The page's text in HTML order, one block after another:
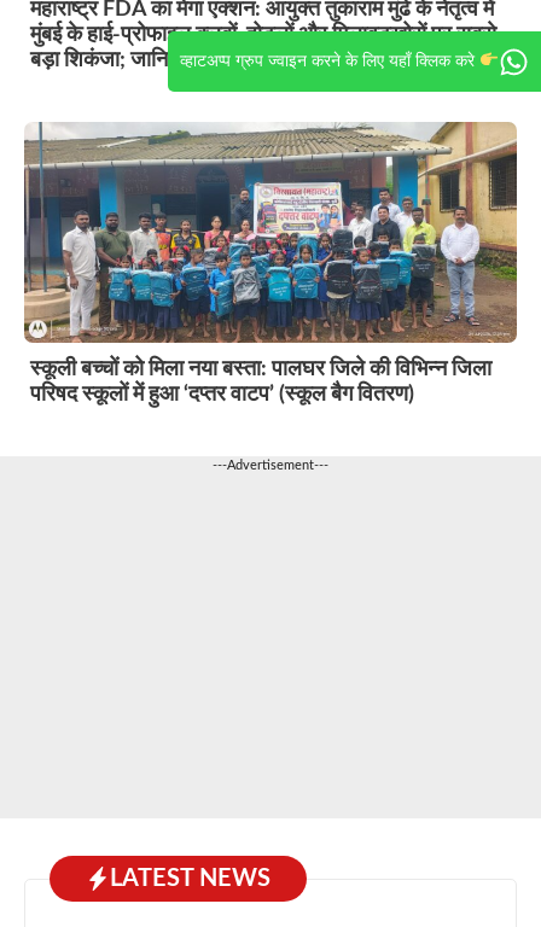
व्हाटअप्प ग्रुप ज्वाइन करने के लिए यहाँ क्लिक करे
महाराष्ट्र FDA का मेगा एक्शन: आयुक्त तुकाराम मुंढे के नेतृत्व में
मुंबई के हाई-प्रोफाइल क्लबों, होटलों और मिलावटखोरों पर सबसे
बड़ा शिकंजा; जानिए हालिया छापों की पूरी रिपोर्ट
स्कूली बच्चों को मिला नया बस्ता: पालघर जिले की विभिन्न जिला
परिषद स्कूलों में हुआ ‘दप्तर वाटप’ (स्कूल बैग वितरण)
---Advertisement---
LATEST NEWS